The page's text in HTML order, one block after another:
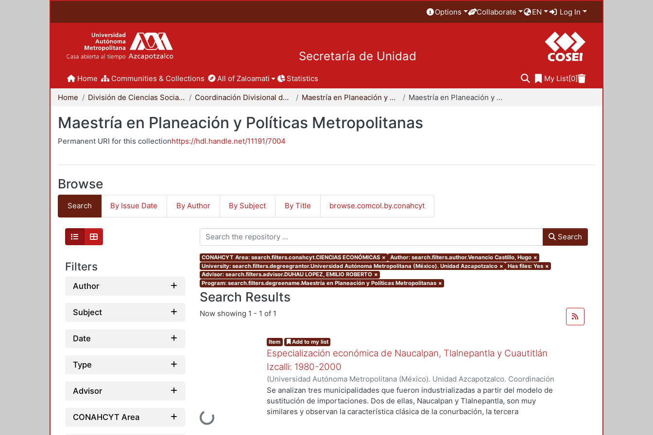
Options Collaborate EN Log In
Secretaría de Unidad
Home Communities & Collections All of Zaloamati Statistics My List[0]
Home División de Ciencias Sociales y Humanidades Coordinación Divisional de Posgrado Maestría en Planeación y Políticas Metropolitanas Maestría en Planeación y Políticas Metropolitanas
Maestría en Planeación y Políticas Metropolitanas
Permanent URI for this collectionhttps://hdl.handle.net/11191/7004
Browse
Search By Issue Date By Author By Subject By Title browse.comcol.by.conahcyt
Filters
Author
Subject
Date
Type
Advisor
CONAHCYT Area
Search
CONAHCYT Area: search.filters.conahcyt.CIENCIAS ECONÓMICAS × Author: search.filters.author.Venancio Castillo, Hugo ×
University: search.filters.degreegrantor.Universidad Autónoma Metropolitana (México). Unidad Azcapotzalco × Has files: Yes ×
Advisor: search.filters.advisor.DUHAU LOPEZ, EMILIO ROBERTO ×
Program: search.filters.degreename.Maestría en Planeación y Políticas Metropolitanas ×
Search Results
Now showing 1 - 1 of 1
Item Add to my list
Especialización económica de Naucalpan, Tlalnepantla y Cuautitlán
Izcalli: 1980-2000
(Universidad Autónoma Metropolitana (México). Unidad Azcapotzalco. Coordinación
de Servicios de Información.,2003-03)Venancio Castillo, Hugo
Se analizan tres municipalidades que fueron industrializadas a partir del modelo de
sustitución de importaciones. Dos de ellas, Naucalpan y Tlalnepantla, son muy
similares y observan la característica clásica de la conurbación, la tercera